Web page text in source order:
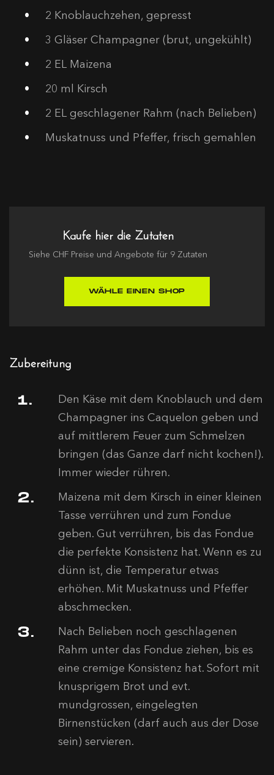
2 Knoblauchzehen, gepresst
3 Gläser Champagner (brut, ungekühlt)
2 EL Maizena
20 ml Kirsch
2 EL geschlagener Rahm (nach Belieben)
Muskatnuss und Pfeffer, frisch gemahlen
Kaufe hier die Zutaten
Siehe CHF Preise und Angebote für 9 Zutaten
WÄHLE EINEN SHOP
Zubereitung
Den Käse mit dem Knoblauch und dem
Champagner ins Caquelon geben und
auf mittlerem Feuer zum Schmelzen
bringen (das Ganze darf nicht kochen!).
Immer wieder rühren.
Maizena mit dem Kirsch in einer kleinen
Tasse verrühren und zum Fondue
geben. Gut verrühren, bis das Fondue
die perfekte Konsistenz hat. Wenn es zu
dünn ist, die Temperatur etwas
erhöhen. Mit Muskatnuss und Pfeffer
abschmecken.
Nach Belieben noch geschlagenen
Rahm unter das Fondue ziehen, bis es
eine cremige Konsistenz hat. Sofort mit
knusprigem Brot und evt.
mundgrossen, eingelegten
Birnenstücken (darf auch aus der Dose
sein) servieren.